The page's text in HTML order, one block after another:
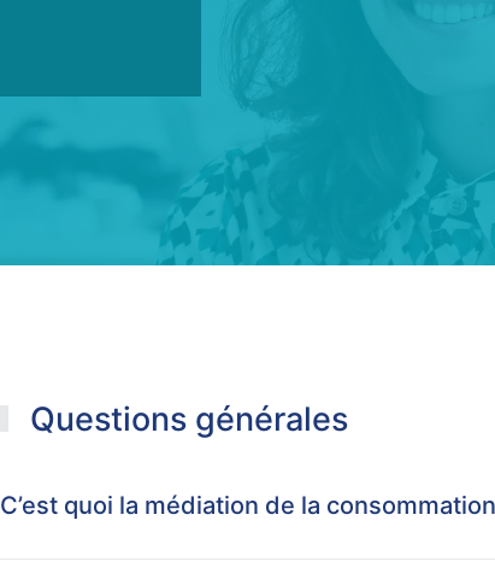
Questions générales
C’est quoi la médiation de la